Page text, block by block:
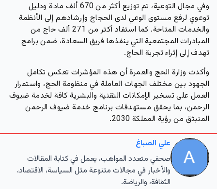
وفي مجال التوعية، تم توزيع أكثر من 670 ألف مادة ودليل
توعوي لرفع مستوى الوعي لدى الحجاج وإرشادهم إلى الأنظمة
والخدمات المتاحة. كما استفاد أكثر من 271 ألف حاج من
المبادرات المجتمعية التي ينفذها فريق السعادة، ضمن برامج
تهدف إلى إثراء تجربة الحاج.
وأكدت وزارة الحج والعمرة أن هذه المؤشرات تعكس تكامل
الجهود بين مختلف الجهات العاملة في منظومة الحج، واستمرار
العمل على تسخير الإمكانات التقنية والبشرية كافة لخدمة ضيوف
الرحمن، بما يحقق مستهدفات برنامج خدمة ضيوف الرحمن
المنبثق من رؤية المملكة 2030.
علي الصباغ
صحفي متعدد المواهب، يعمل في كتابة المقالات
والأخبار في مجالات متنوعة مثل السياسة، الاقتصاد،
الثقافة، والرياضة.